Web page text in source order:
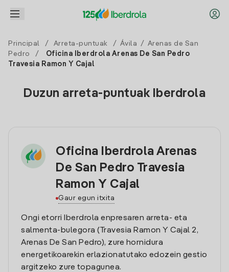
Principal / Arreta-puntuak / Ávila / Arenas de San
Pedro
/
Oficina Iberdrola Arenas De San Pedro
Travesia Ramon Y Cajal
Duzun arreta-puntuak Iberdrola
Oficina Iberdrola Arenas
De San Pedro Travesia
Ramon Y Cajal
Gaur egun itxita
Ongi etorri Iberdrola enpresaren arreta- eta
salmenta-bulegora (Travesia Ramon Y Cajal 2,
Arenas De San Pedro), zure hornidura
energetikoarekin erlazionatutako edozein gestio
argitzeko zure topagunea.